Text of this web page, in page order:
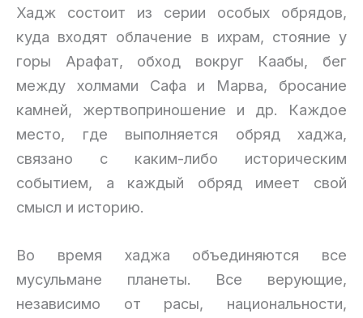
Хадж состоит из серии особых обрядов,
куда входят облачение в ихрам, стояние у
горы Арафат, обход вокруг Каабы, бег
между холмами Сафа и Марва, бросание
камней, жертвоприношение и др. Каждое
место, где выполняется обряд хаджа,
связано с каким-либо историческим
событием, а каждый обряд имеет свой
смысл и историю.
Во время хаджа объединяются все
мусульмане планеты. Все верующие,
независимо от расы, национальности,